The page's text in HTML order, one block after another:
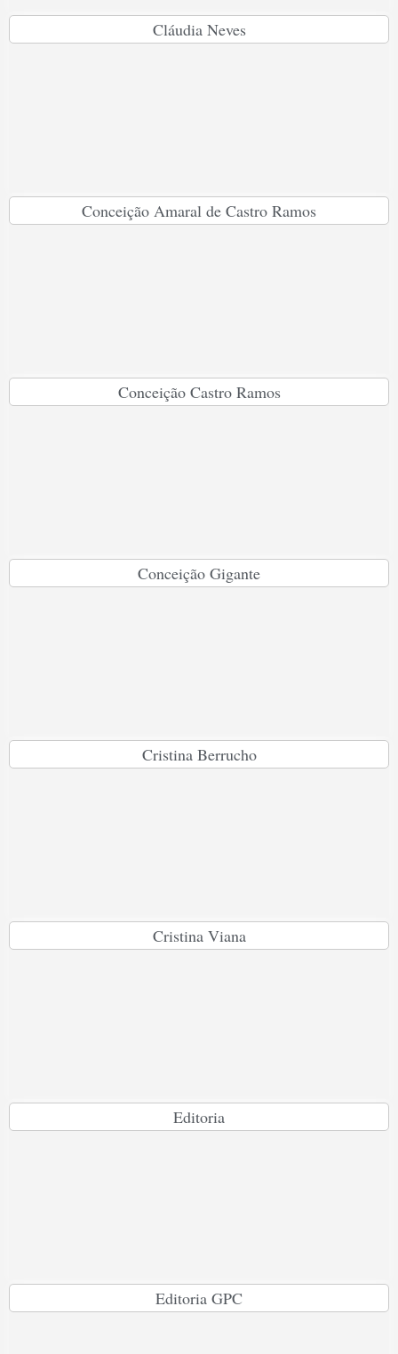
Cláudia Neves
Conceição Amaral de Castro Ramos
Conceição Castro Ramos
Conceição Gigante
Cristina Berrucho
Cristina Viana
Editoria
Editoria GPC